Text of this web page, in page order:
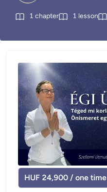
1 chapter 1 lesson
HUF 24,900 / one time